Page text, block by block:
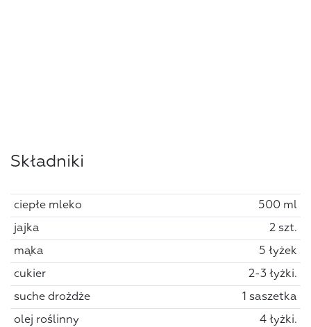
Składniki
ciepłe mleko 500 ml
jajka 2 szt.
mąka 5 łyżek
cukier 2-3 łyżki.
suche drożdże 1 saszetka
olej roślinny 4 łyżki.